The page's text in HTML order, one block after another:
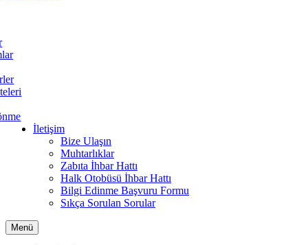
İletişim
Bize Ulaşın
Muhtarlıklar
Zabıta İhbar Hattı
Halk Otobüsü İhbar Hattı
Bilgi Edinme Başvuru Formu
Sıkça Sorulan Sorular
Menü